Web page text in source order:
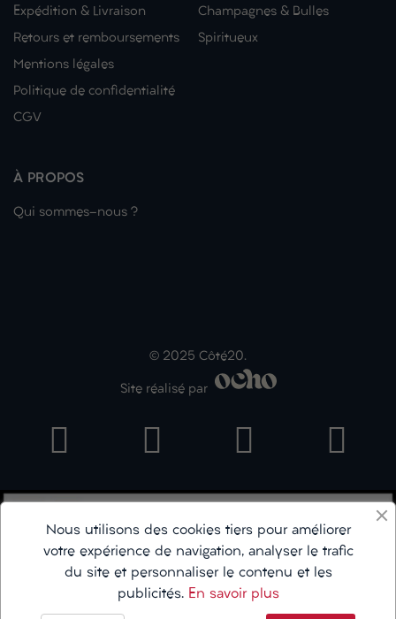
Expédition & Livraison
Retours et remboursements
Mentions légales
Politique de confidentialité
CGV
Champagnes & Bulles
Spiritueux
À PROPOS
Qui sommes-nous ?
© 2025 Côté20.
Site réalisé par
Nous utilisons des cookies tiers pour améliorer
votre expérience de navigation, analyser le trafic
du site et personnaliser le contenu et les
publicités. En savoir plus